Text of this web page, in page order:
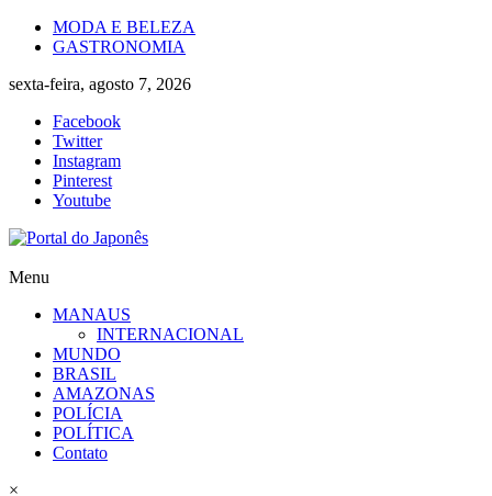
Skip
MODA E BELEZA
GASTRONOMIA
sexta-feira, agosto 7, 2026
Facebook
Twitter
Instagram
Pinterest
Youtube
Portal
Japonês
Japão
mais
perto
Menu
MANAUS
INTERNACIONAL
MUNDO
BRASIL
AMAZONAS
POLÍCIA
POLÍTICA
Contato
×